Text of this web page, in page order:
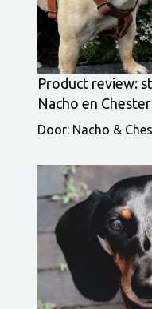
Product review:
Nacho en Chester
Door: Nacho &